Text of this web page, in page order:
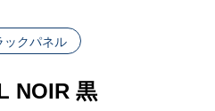
ックパネル
NOIR 黒